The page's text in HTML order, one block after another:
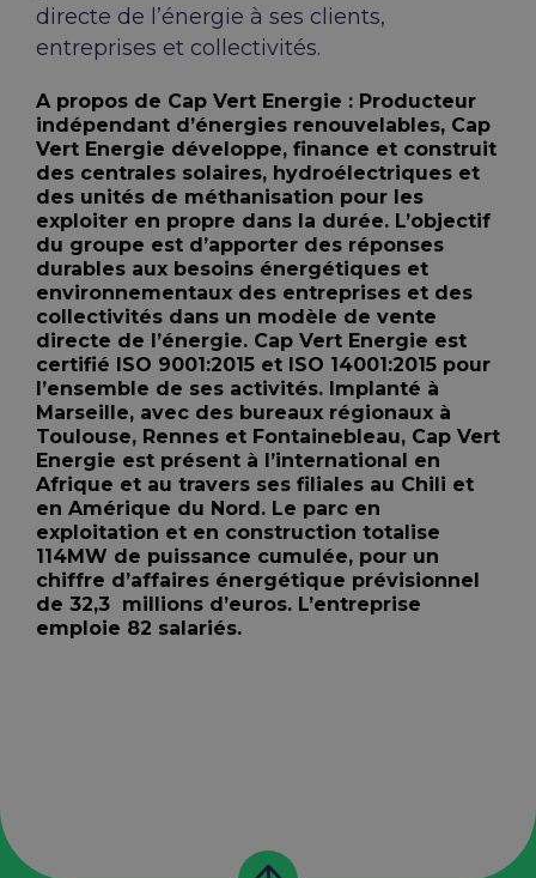
directe de l’énergie à ses clients,
entreprises et collectivités.
A propos de Cap Vert Energie : Producteur
indépendant d’énergies renouvelables, Cap
Vert Energie développe, finance et construit
des centrales solaires, hydroélectriques et
des unités de méthanisation pour les
exploiter en propre dans la durée. L’objectif
du groupe est d’apporter des réponses
durables aux besoins énergétiques et
environnementaux des entreprises et des
collectivités dans un modèle de vente
directe de l’énergie. Cap Vert Energie est
certifié ISO 9001:2015 et ISO 14001:2015 pour
l’ensemble de ses activités. Implanté à
Marseille, avec des bureaux régionaux à
Toulouse, Rennes et Fontainebleau, Cap Vert
Energie est présent à l’international en
Afrique et au travers ses filiales au Chili et
en Amérique du Nord. Le parc en
exploitation et en construction totalise
114MW de puissance cumulée, pour un
chiffre d’affaires énergétique prévisionnel
de 32,3 millions d’euros. L’entreprise
emploie 82 salariés.